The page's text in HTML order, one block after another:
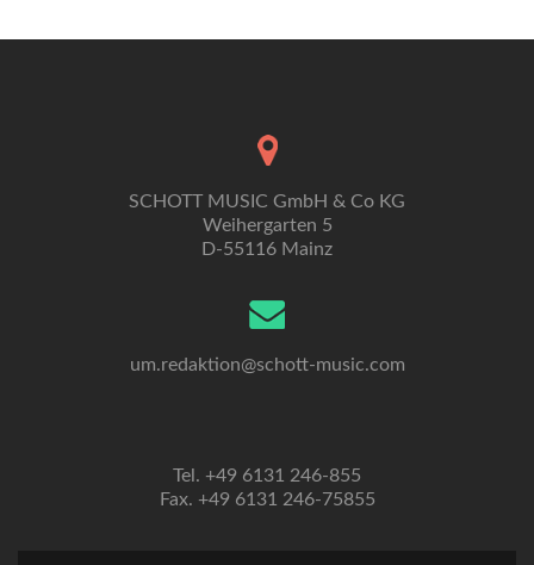
SCHOTT MUSIC GmbH & Co KG
Weihergarten 5
D-55116 Mainz
um.redaktion@schott-music.com
Tel. +49 6131 246-855
Fax. +49 6131 246-75855